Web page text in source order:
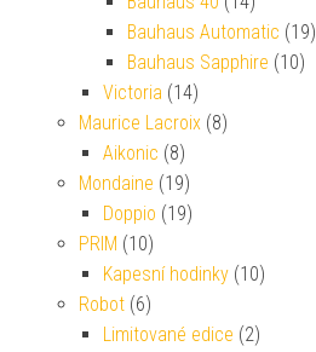
Bauhaus Automatic (19)
Bauhaus Sapphire (10)
Victoria (14)
Maurice Lacroix (8)
Aikonic (8)
Mondaine (19)
Doppio (19)
PRIM (10)
Kapesní hodinky (10)
Robot (6)
Limitované edice (2)